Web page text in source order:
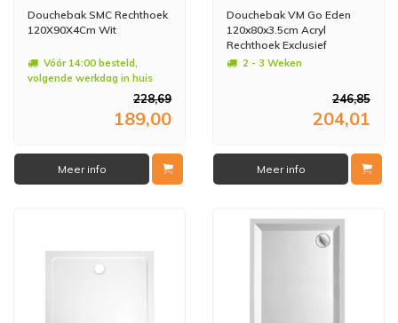
Douchebak SMC Rechthoek
120X90X4Cm Wit
Vóór 14:00 besteld,
volgende werkdag in huis
228,69
189,00
Meer info
Douchebak VM Go Eden
120x80x3.5cm Acryl
Rechthoek Exclusief
Potenset
2 - 3 Weken
246,85
204,01
Meer info